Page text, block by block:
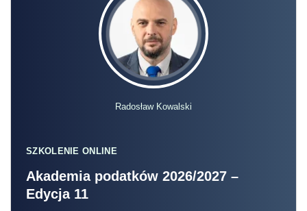
13.10 | 18.11 | 8.12 | 13.01.2027 r., 10:00-15:00
online, na żywo + nagranie
Zapisz się
składkinaubezpieczenie społeczne , powinny
złożyć wniosek o ustalenie kapitału